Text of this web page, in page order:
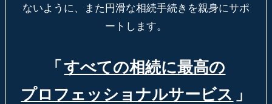
ないように、
また円滑な相続手続きを親身にサポ
ートします。
「 すべての相続に最高の
プロフェッショナルサービス 」